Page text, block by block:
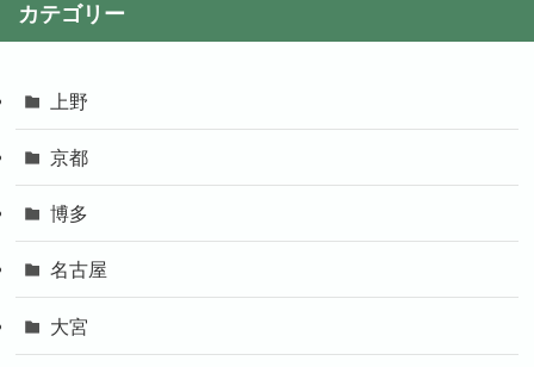
カテゴリー
上野
京都
博多
名古屋
大宮